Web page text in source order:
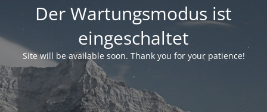
Der Wartungsmodus ist
eingeschaltet
Site will be available soon. Thank you for your patience!